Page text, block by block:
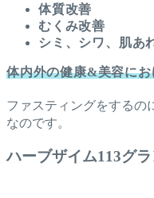
体質改善
むくみ改善
シミ、シワ、肌あ
体内外の健康&美容にお
ファスティングをするの
なのです。
ハーブザイム113グラ